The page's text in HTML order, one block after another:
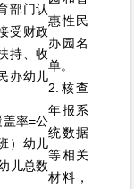
部门认
受财政
持、收
办幼儿
率=公
）幼儿
儿总数
惠性民
办园名
单。
2.核查
年报系
统数据
等相关
材料，